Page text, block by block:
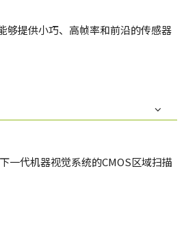
够提供小巧、高帧率和前沿的传感器
一代机器视觉系统的CMOS区域扫描